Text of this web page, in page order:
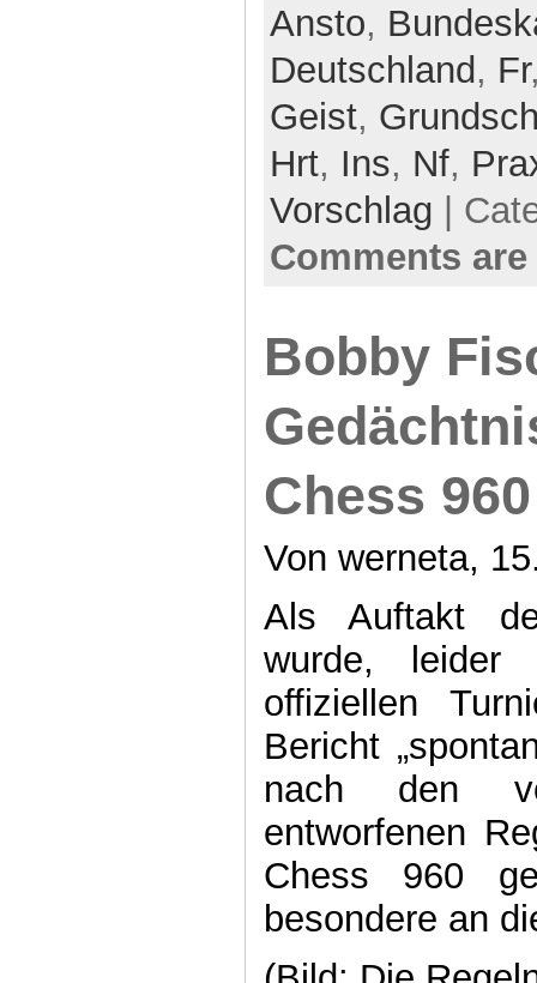
Ansto,
Deutschland , Fr
Geist,
Hrt, Ins, Nf,
Vorschlag |
Comments
Bobby
Chess
Von werneta,
Als Auftakt
wurde, leider
offiziellen
Bericht
nach den
entworfenen
Chess 960
besondere an